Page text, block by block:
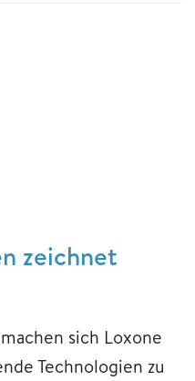
zeichnet
sich Loxone
Technologien zu